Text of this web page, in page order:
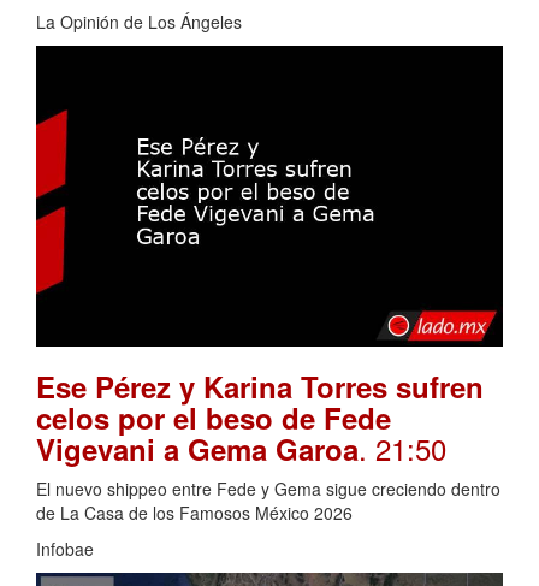
La Opinión de Los Ángeles
Ese Pérez y Karina Torres sufren
celos por el beso de Fede
Vigevani a Gema Garoa. 21:50
El nuevo shippeo entre Fede y Gema sigue creciendo dentro
de La Casa de los Famosos México 2026
Infobae